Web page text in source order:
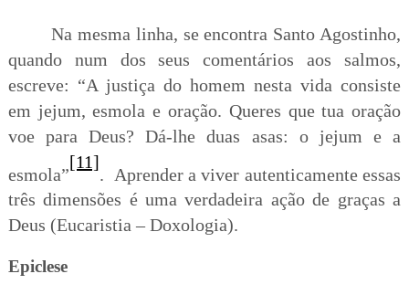
Na mesma linha, se encontra Santo Agostinho,
quando num dos seus comentários aos salmos,
escreve: “A justiça do homem nesta vida consiste
em jejum, esmola e oração. Queres que tua oração
voe para Deus? Dá-lhe duas asas: o jejum e a
esmola”
[11]
. Aprender a viver autenticamente essas
três dimensões é uma verdadeira ação de graças a
Deus (Eucaristia – Doxologia).
Epiclese